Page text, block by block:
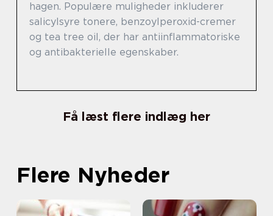
hagen. Populære muligheder inkluderer
salicylsyre tonere, benzoylperoxid-cremer
og tea tree oil, der har antiinflammatoriske
og antibakterielle egenskaber.
Få læst flere indlæg her
Flere Nyheder